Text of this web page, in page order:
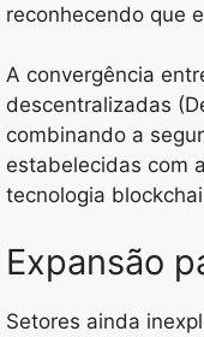
reconhecendo que
A convergência
descentralizadas
combinando a
estabelecidas com
tecnologia
Expansão
Setores ainda